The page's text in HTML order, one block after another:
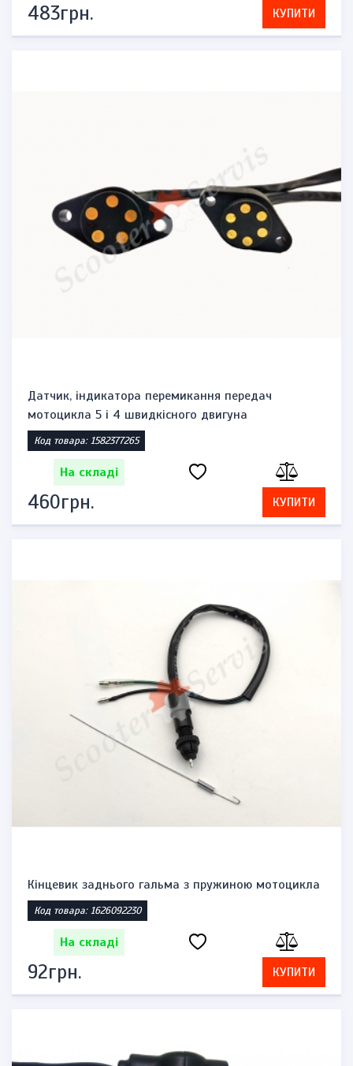
483грн. КУПИТИ
Датчик, індикатора перемикання передач
мотоцикла 5 і 4 швидкісного двигуна
Код товара: 1582377265
На складі
460грн. КУПИТИ
Кінцевик заднього гальма з пружиною мотоцикла
Код товара: 1626092230
На складі
92грн. КУПИТИ